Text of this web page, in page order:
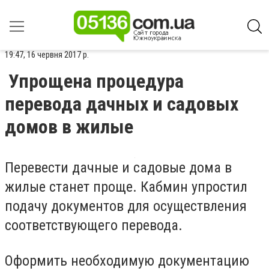
19:47, 16 червня 2017 р.
Упрощена процедура
перевода дачных и садовых
домов в жилые
Перевести дачные и садовые дома в
жилые станет проще. Кабмин упростил
подачу документов для осуществления
соответствующего перевода.
Оформить необходимую документацию